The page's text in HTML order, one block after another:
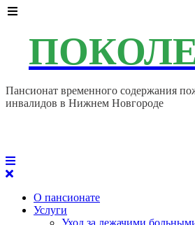
Пансионат временного содержания
инвалидов в Нижнем Новгороде
О пансионате
Услуги
Уход за лежачими